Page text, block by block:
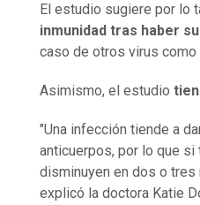
El estudio sugiere por lo
inmunidad tras haber
caso de otros virus como
Asimismo, el estudio
"Una infección tiende a
anticuerpos, por lo que
disminuyen en dos o tres
explicó la doctora Katie